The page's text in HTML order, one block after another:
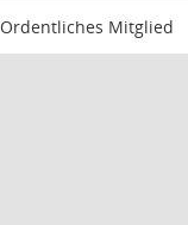
Ordentliches Mitglied